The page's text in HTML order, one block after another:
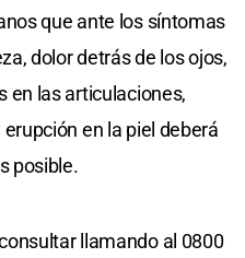
que ante los síntomas
dolor detrás de los ojos,
en las articulaciones,
en la piel deberá
posible.
llamando al 0800